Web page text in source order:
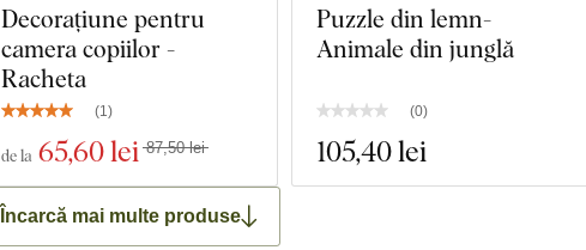
Decorațiune pentru
camera copiilor -
Racheta
(1)
de la 65,60 lei 87,50 lei
Puzzle din lemn-
Animale din junglă
(0)
105,40 lei
Încarcă mai multe produse